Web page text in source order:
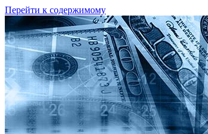
Перейти к содержимому